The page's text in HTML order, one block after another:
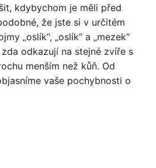
kdybychom je měli před
že jste si v určitém
„oslík“, „oslík“ a „mezek“
odkazují na stejné zvíře s
menším než kůň. Od
vaše pochybnosti o